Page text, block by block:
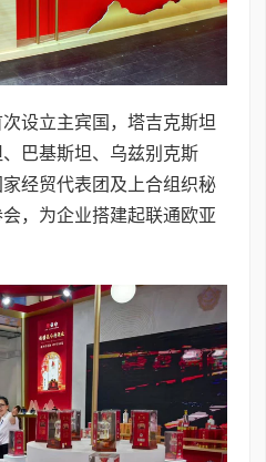
设立主宾国，塔吉克斯坦
巴基斯坦、乌兹别克斯
经贸代表团及上合组织秘
，为企业搭建起联通欧亚